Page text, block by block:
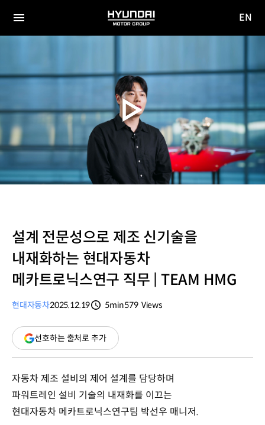
전체
HYUNDAI
MOTOR
EN
설계 전문성으로 제조 신기술을
내재화하는 현대자동차
메카트로닉스연구 직무 | TEAM HMG
현대자동차2025.12.19
5min579 Views
선호하는 출처로 추가(새
창
자동차 제조 설비의 제어 설계를 담당하며
파워트레인 설비 기술의 내재화를 이끄는
현대자동차 메카트로닉스연구팀 박선우 매니저.